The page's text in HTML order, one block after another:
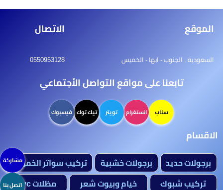
الموقع الاتصال
السعودية , الجنوب - ابها - الخميس 0550953128
تابعنا على مواقع التواصل الأجتماعي
سناب انستغرام تويتر تيك توك فيسبوك
الاقسام
برجولات حديد برجولات خشبية
تركيب سواتر الخميس
تركيب شبوك
خيام وبيوت شعر مظلات bvc
مشاركة
اتصل بنا